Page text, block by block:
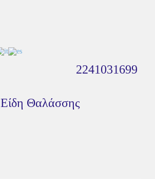
2241031699
Είδη Θαλάσσης